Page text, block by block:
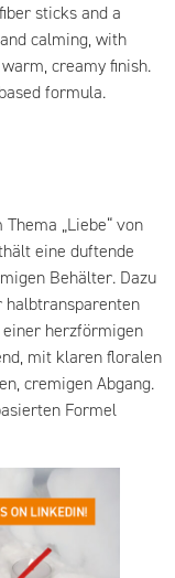
sticks and a
calming, with
creamy finish.
formula.
„Liebe“ von
eine duftende
Behälter. Dazu
halbtransparenten
herzförmigen
mit klaren floralen
cremigen Abgang.
Formel